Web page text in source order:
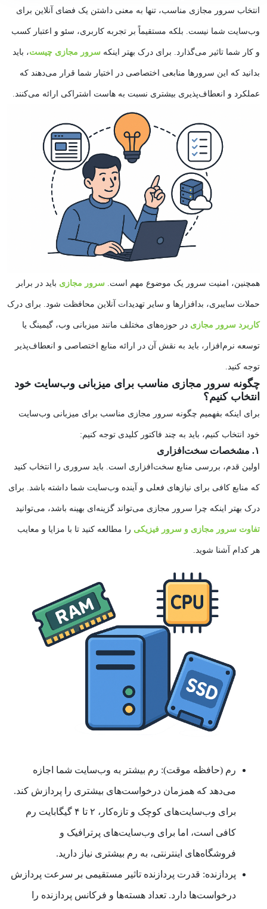
انتخاب سرور مجازی مناسب، تنها به معنی داشتن یک فضای آنلاین برای
وب‌سایت شما نیست. بلکه مستقیماً بر تجربه کاربری، سئو و اعتبار کسب‌
و کار شما تاثیر می‌گذارد. برای درک بهتر اینکه سرور مجازی چیست، باید
بدانید که این سرورها منابعی اختصاصی در اختیار شما قرار می‌دهند که
عملکرد و انعطاف‌پذیری بیشتری نسبت به هاست اشتراکی ارائه می‌کنند.
همچنین، امنیت سرور یک موضوع مهم است. سرور مجازی باید در برابر
حملات سایبری، بدافزارها و سایر تهدیدات آنلاین محافظت شود. برای درک
کاربرد سرور مجازی در حوزه‌های مختلف مانند میزبانی وب، گیمینگ یا
توسعه نرم‌افزار، باید به نقش آن در ارائه منابع اختصاصی و انعطاف‌پذیر
توجه کنید.
چگونه سرور مجازی مناسب برای میزبانی وب‌سایت خود
انتخاب کنیم؟
برای اینکه بفهمیم چگونه سرور مجازی مناسب برای میزبانی وب‌سایت
خود انتخاب کنیم ، باید به چند فاکتور کلیدی توجه کنیم:
۱. مشخصات سخت‌افزاری
اولین قدم، بررسی منابع سخت‌افزاری است. باید سروری را انتخاب کنید
که منابع کافی برای نیازهای فعلی و آینده وب‌سایت شما داشته باشد. برای
درک بهتر اینکه چرا سرور مجازی می‌تواند گزینه‌ای بهینه باشد، می‌توانید
تفاوت سرور مجازی و سرور فیزیکی را مطالعه کنید تا با مزایا و معایب
هر کدام آشنا شوید.
رم (حافظه موقت): رم بیشتر به وب‌سایت شما اجازه
می‌دهد که همزمان درخواست‌های بیشتری را پردازش کند.
برای وب‌سایت‌های کوچک و تازه‌کار، ۲ تا ۴ گیگابایت رم
کافی است، اما برای وب‌سایت‌های پرترافیک و
فروشگاه‌های اینترنتی، به رم بیشتری نیاز دارید.
پردازنده: قدرت پردازنده تاثیر مستقیمی بر سرعت پردازش
درخواست‌ها دارد. تعداد هسته‌ها و فرکانس پردازنده را